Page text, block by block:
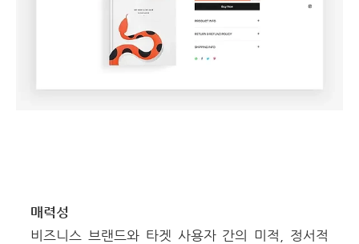
매력성
비즈니스 브랜드와 타겟 사용자 간의 미적, 정서적